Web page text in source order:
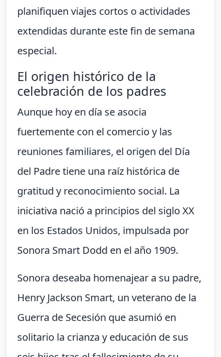
planifiquen viajes cortos o actividades
extendidas durante este fin de semana
especial.
El origen histórico de la
celebración de los padres
Aunque hoy en día se asocia
fuertemente con el comercio y las
reuniones familiares, el origen del Día
del Padre tiene una raíz histórica de
gratitud y reconocimiento social. La
iniciativa nació a principios del siglo XX
en los Estados Unidos, impulsada por
Sonora Smart Dodd en el año 1909.
Sonora deseaba homenajear a su padre,
Henry Jackson Smart, un veterano de la
Guerra de Secesión que asumió en
solitario la crianza y educación de sus